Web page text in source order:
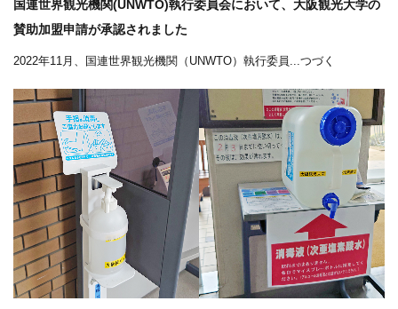
国連世界観光機関(UNWTO)執行委員会において、大阪観光大学の
賛助加盟申請が承認されました
2022年11月、国連世界観光機関（UNWTO）執行委員...つづく